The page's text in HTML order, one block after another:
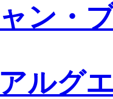
ン・
ルグ